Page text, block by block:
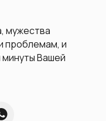
мужества
проблемам, и
Вашей